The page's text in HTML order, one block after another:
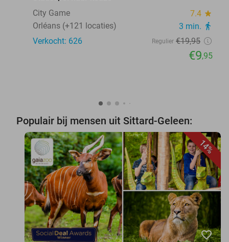
City Game
7.4 star
Orléans (+121 locaties) 3 min. directions_walk
Verkocht: 626 Regulier €19,95
€9,95
Populair bij mensen uit Sittard-Geleen:
14%
favorite_border